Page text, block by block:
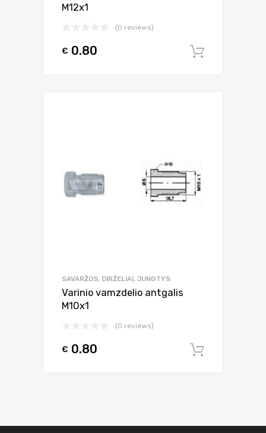
M12x1
(0 reviews)
€ 0.80
SAVARŽOS, DIRŽELIAI, JUNGTYS
Varinio vamzdelio antgalis
M10x1
(0 reviews)
€ 0.80